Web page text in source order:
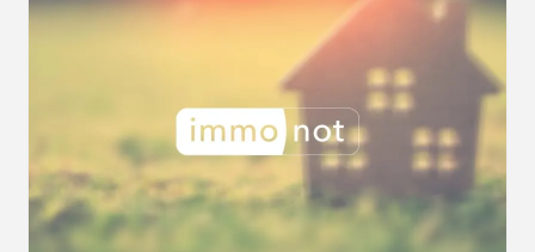
chambres, une salle de bains, WC et un grenier
permettant la création d'une nouvelle pièce (20m²
environ). Propriété à vendre à RIEC SUR BELON, chez
votre notaire de PONT-AVEN, A pied des boulangerie,
pharmacie, écoles maternelles et primaires, mairie,
supermarché, marché, traiteur, poissonnerie.